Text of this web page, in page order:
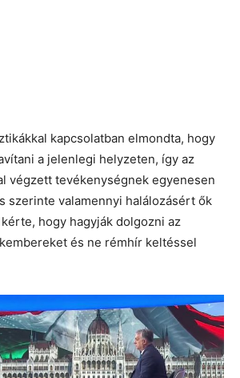
kapcsolatban elmondta, hogy
a jelenlegi helyzeten, így az
végzett tevékenységnek egyenesen
szerinte valamennyi halálozásért ők
hogy hagyják dolgozni az
és ne rémhír keltéssel